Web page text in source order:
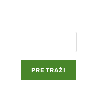
PRETRAŽI